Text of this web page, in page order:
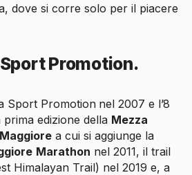
dove si corre solo per il piacere
Promotion.
Sport Promotion nel 2007 e l’8
edizione della Mezza
a cui si aggiunge la
Marathon nel 2011, il trail
Himalayan Trail) nel 2019 e, a